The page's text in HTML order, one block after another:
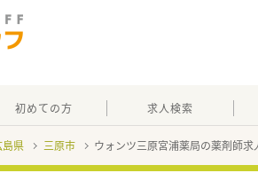
初めての方 求人検索
島県 三原市 ウォンツ三原宮浦薬局の薬剤師求